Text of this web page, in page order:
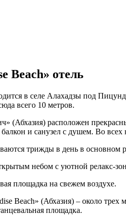
Beach» отель
в селе Алахадзы под
всего 10 метров.
(Абхазия) расположен
и санузел с душем. Во
трижды в день в основном
небом с уютной релакс-
площадка на свежем воздухе.
Beach» (Абхазия) – около
площадка.